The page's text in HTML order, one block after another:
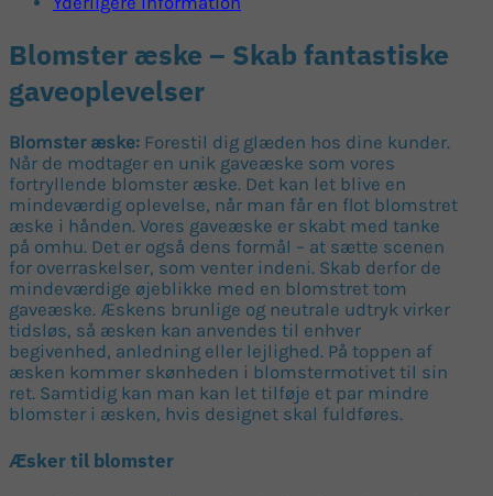
Blomster æske – Skab fantastiske
gaveoplevelser
Blomster æske: Forestil dig glæden hos dine kunder.
Når de modtager en unik gaveæske som vores
fortryllende blomster æske. Det kan let blive en
mindeværdig oplevelse, når man får en flot blomstret
æske i hånden. Vores gaveæske er skabt med tanke
på omhu. Det er også dens formål – at sætte scenen
for overraskelser, som venter indeni. Skab derfor de
mindeværdige øjeblikke med en blomstret tom
gaveæske. Æskens brunlige og neutrale udtryk virker
tidsløs, så æsken kan anvendes til enhver
begivenhed, anledning eller lejlighed. På toppen af
æsken kommer skønheden i blomstermotivet til sin
ret. Samtidig kan man kan let tilføje et par mindre
blomster i æsken, hvis designet skal fuldføres.
Æsker til blomster